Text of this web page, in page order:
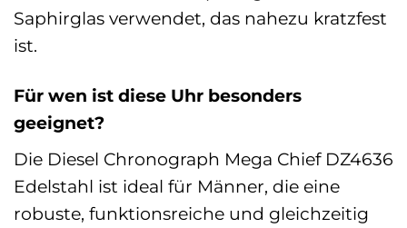
Saphirglas verwendet, das nahezu kratzfest
ist.
Für wen ist diese Uhr besonders
geeignet?
Die Diesel Chronograph Mega Chief DZ4636
Edelstahl ist ideal für Männer, die eine
robuste, funktionsreiche und gleichzeitig